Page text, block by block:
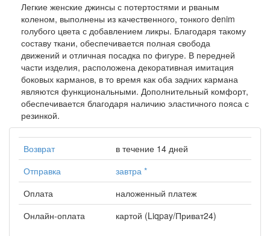
Легкие женские джинсы с потертостями и рваным
коленом, выполнены из качественного, тонкого denim
голубого цвета с добавлением ликры. Благодаря такому
составу ткани, обеспечивается полная свобода
движений и отличная посадка по фигуре. В передней
части изделия, расположена декоративная имитация
боковых карманов, в то время как оба задних кармана
являются функциональными. Дополнительный комфорт,
обеспечивается благодаря наличию эластичного пояса с
резинкой.
Возврат
в течение 14 дней
Отправка
завтра *
Оплата
наложенный платеж
Онлайн-оплата
картой (Liqpay/Приват24)